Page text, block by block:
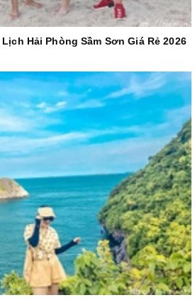
Hải Phòng Sầm Sơn Giá Rẻ 2026